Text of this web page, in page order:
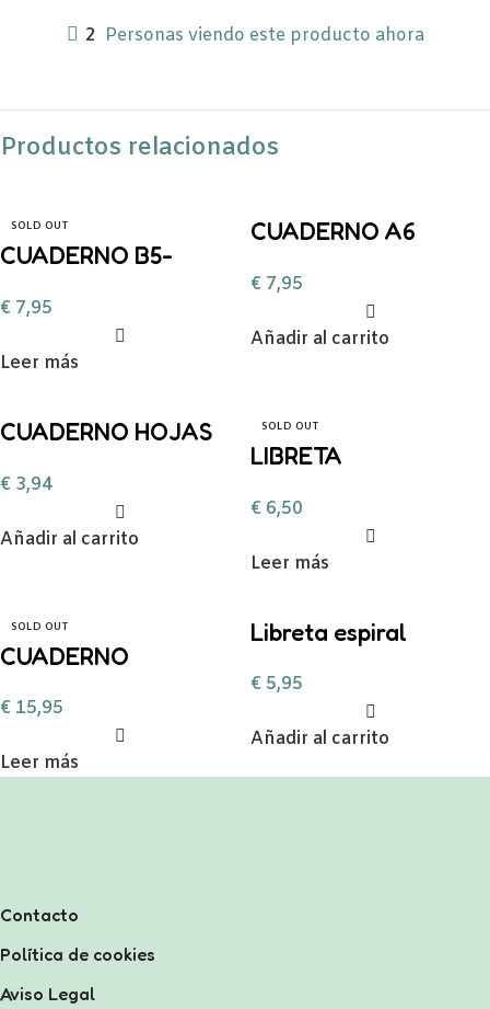
2 Personas viendo este producto ahora
Productos relacionados
SOLD OUT
CUADERNO B5-
€ 7,95
Leer más
CUADERNO A6
€ 7,95
Añadir al carrito
CUADERNO HOJAS
UNICORNIO legami
€ 3,94
Añadir al carrito
SOLD OUT
LIBRETA
ANILLAS COLORES
A5 BIS
€ 6,50
Leer más
SOLD OUT
CUADERNO
HAPPY PLANNER
VICHY 60 HOJAS
€ 15,95
Leer más
Libreta espiral
€ 5,95
Añadir al carrito
Contacto
Política de cookies
Aviso Legal